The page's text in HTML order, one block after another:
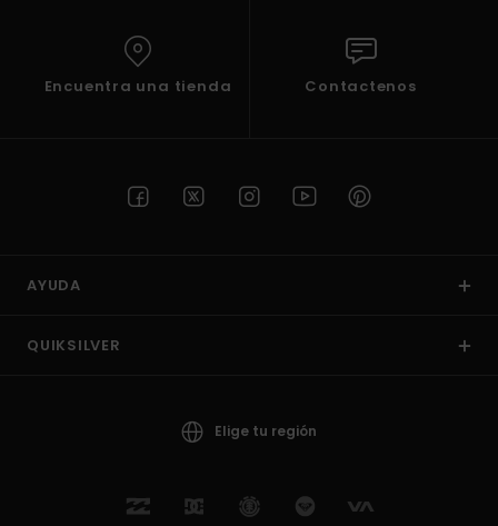
Encuentra una tienda Contactenos
AYUDA
QUIKSILVER
Elige tu región